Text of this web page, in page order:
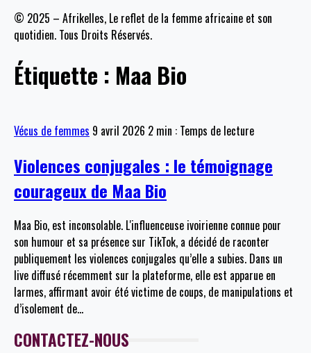
© 2025 – Afrikelles, Le reflet de la femme africaine et son
quotidien. Tous Droits Réservés.
Étiquette : Maa Bio
Vécus de femmes 9 avril 2026 2 min : Temps de lecture
Violences conjugales : le témoignage
courageux de Maa Bio
Maa Bio, est inconsolable. L'influenceuse ivoirienne connue pour
son humour et sa présence sur TikTok, a décidé de raconter
publiquement les violences conjugales qu’elle a subies. Dans un
live diffusé récemment sur la plateforme, elle est apparue en
larmes, affirmant avoir été victime de coups, de manipulations et
d’isolement de…
CONTACTEZ-NOUS